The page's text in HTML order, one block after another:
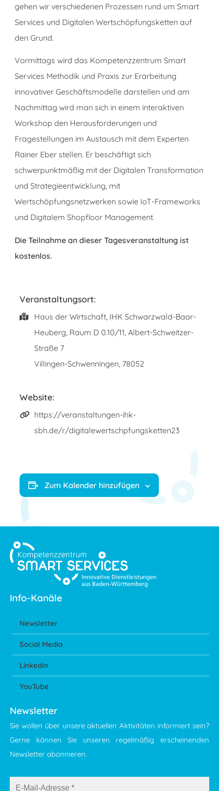
gehen wir verschiedenen Prozessen rund um Smart
Services und Digitalen Wertschöpfungsketten auf
den Grund.
Vormittags wird das Kompetenzzentrum Smart
Services Methodik und Praxis zur Erarbeitung
innovativer Geschäftsmodelle darstellen und am
Nachmittag wird man sich in einem interaktiven
Workshop den Herausforderungen und
Fragestellungen im Austausch mit dem Experten
Rainer Eber stellen. Er beschäftigt sich
schwerpunktmäßig mit der Digitalen Transformation
und Strategieentwicklung, mit
Wertschöpfungsnetzwerken sowie IoT-Frameworks
und Digitalem Shopfloor Management.
Die Teilnahme an dieser Tagesveranstaltung ist
kostenlos.
Veranstaltungsort:
Haus der Wirtschaft, IHK Schwarzwald-Baar-
Heuberg, Raum D 0.10/11, Albert-Schweitzer-
Straße 7
Villingen-Schwenningen 78052
Website:
https://veranstaltungen-ihk-
sbh.de/r/digitalewertschpfungsketten23
Zum Kalender hinzufügen
Info-Kanäle
Newsletter
Social Media
LinkedIn
YouTube
Newsletter
Sie wollen über unsere aktuellen Aktivitäten informiert sein?
Gerne können Sie unseren regelmäßig erscheinenden
Newsletter abonnieren.